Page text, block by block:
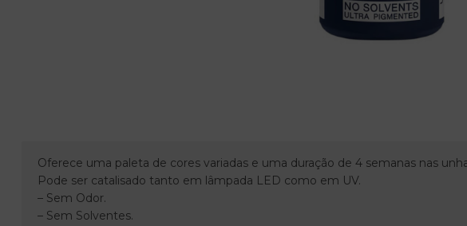
Oferece uma paleta de cores variadas e uma duração de 4 semanas nas
Pode ser catalisado tanto em lâmpada LED como em UV.
– Sem Odor.
– Sem Solventes.